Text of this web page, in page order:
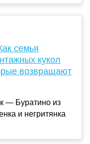
семья
кукол
возвращают
— Буратино из
и негритянка